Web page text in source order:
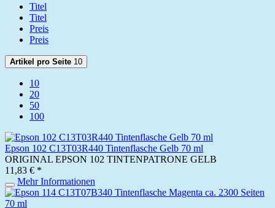
Titel
Titel
Preis
Preis
Artikel pro Seite 10
10
20
50
100
Epson 102 C13T03R440 Tintenflasche Gelb 70 ml
ORIGINAL EPSON 102 TINTENPATRONE GELB
11,83 € *
Mehr Informationen